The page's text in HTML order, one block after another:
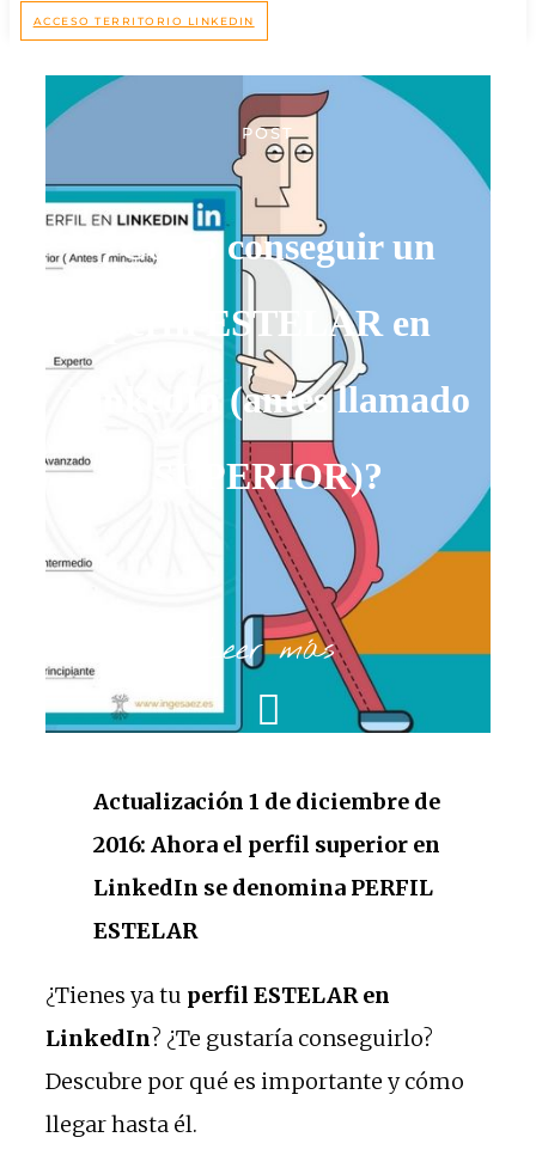
ACCESO TERRITORIO LINKEDIN
POST
¿Cómo conseguir un
perfil ESTELAR en
LinkedIn (antes llamado
SUPERIOR)?
Leer más
Actualización 1 de diciembre de
2016: Ahora el perfil superior en
LinkedIn se denomina PERFIL
ESTELAR
¿Tienes ya tu perfil ESTELAR en
LinkedIn? ¿Te gustaría conseguirlo?
Descubre por qué es importante y cómo
llegar hasta él.